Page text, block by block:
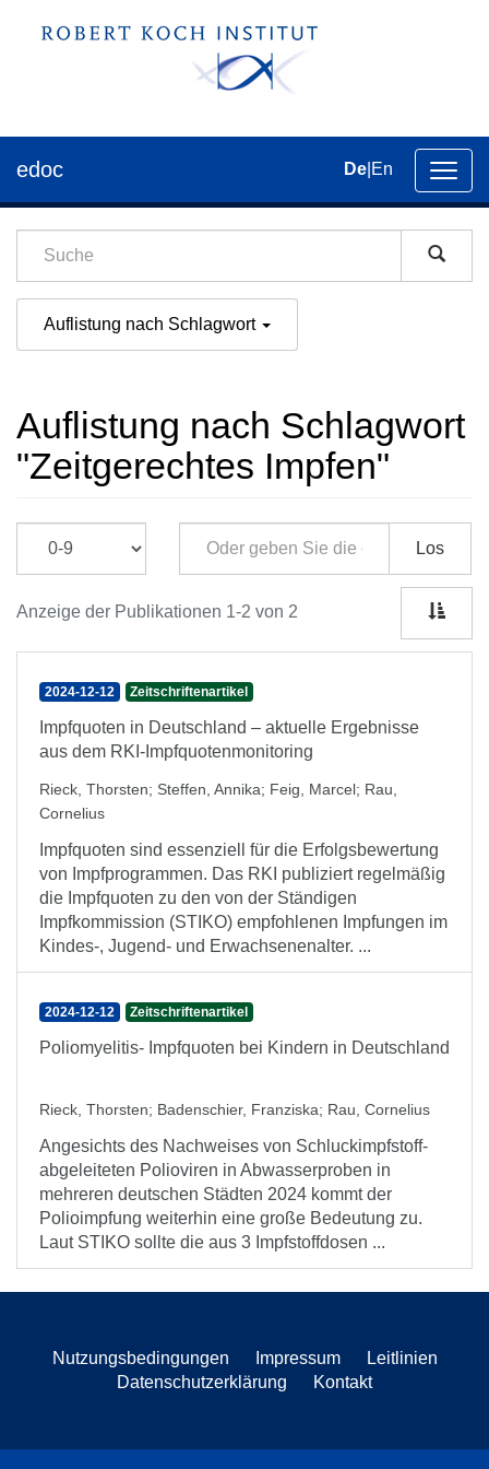
der
edoc De En
Auflistung nach Schlagwort
Auflistung nach Schlagwort
"Zeitgerechtes Impfen"
Los
Anzeige der Publikationen 1-2 von 2
2024-12-12 Zeitschriftenartikel
Impfquoten in Deutschland – aktuelle Ergebnisse
aus dem RKI-Impfquotenmonitoring
Rieck, Thorsten; Steffen, Annika; Feig, Marcel; Rau,
Cornelius
Impfquoten sind essenziell für die Erfolgsbewertung
von Impfprogrammen. Das RKI publiziert regelmäßig
die Impfquoten zu den von der Ständigen
Impfkommission (STIKO) empfohlenen Impfungen im
Kindes-, Jugend- und Erwachsenenalter. ...
2024-12-12 Zeitschriftenartikel
Poliomyelitis- Impfquoten bei Kindern in Deutschland
Rieck, Thorsten; Badenschier, Franziska; Rau, Cornelius
Angesichts des Nachweises von Schluckimpfstoff-
abgeleiteten Polioviren in Abwasserproben in
mehreren deutschen Städten 2024 kommt der
Polioimpfung weiterhin eine große Bedeutung zu.
Laut STIKO sollte die aus 3 Impfstoffdosen ...
Nutzungsbedingungen Impressum
Leitlinien
Datenschutzerklärung
Kontakt